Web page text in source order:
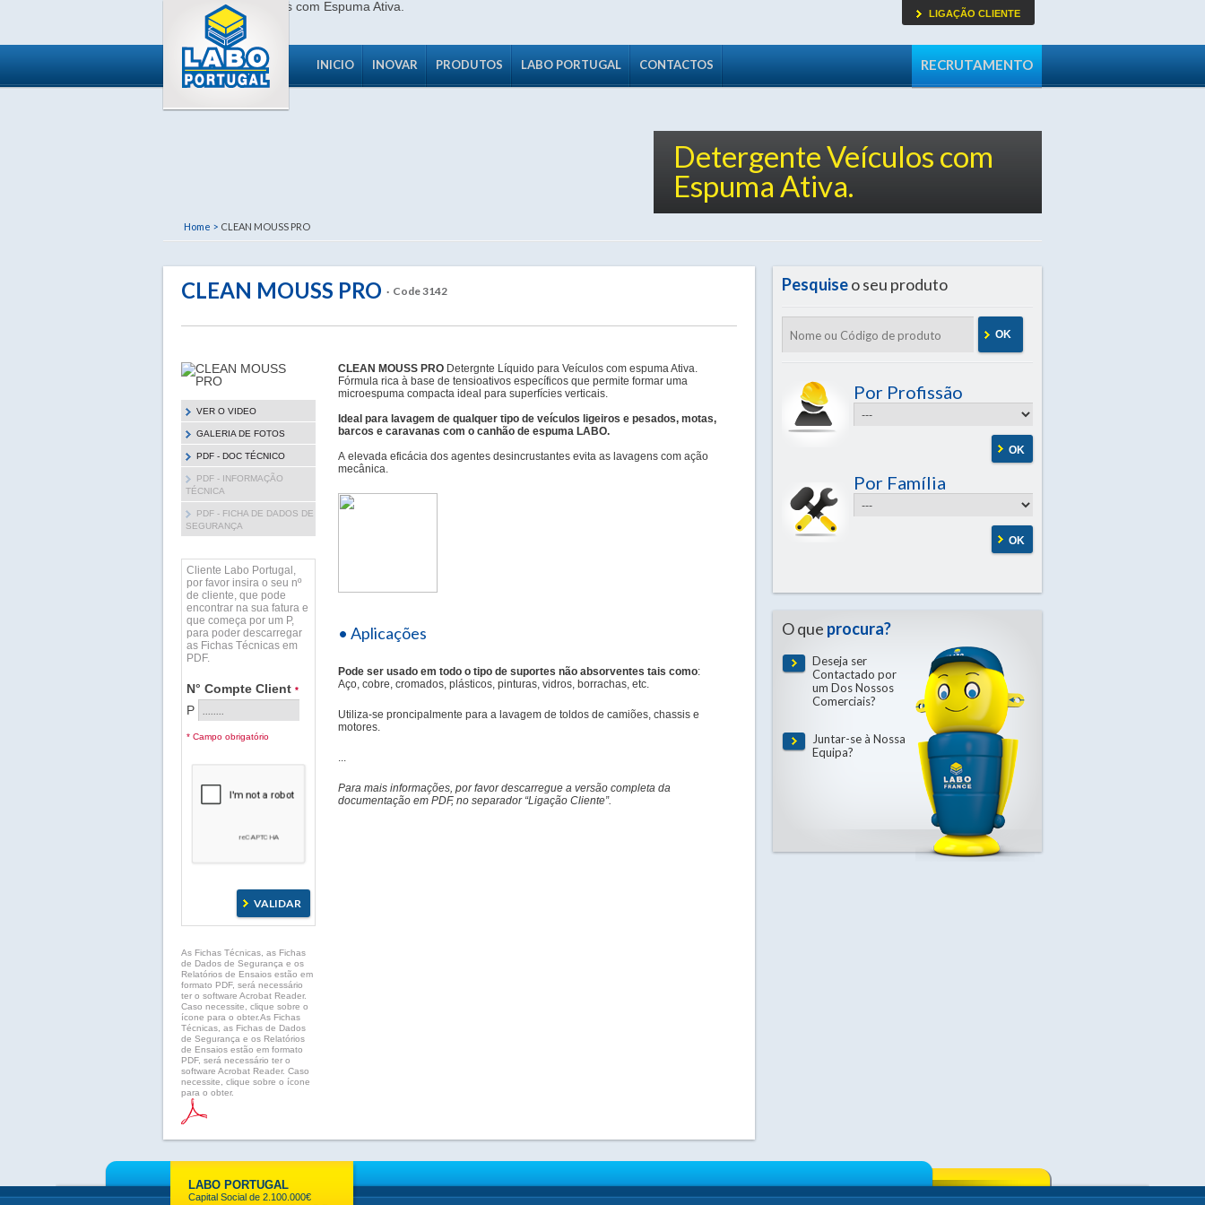
RECRUTAMENTO
INICIO INOVAR PRODUTOS LABO PORTUGAL CONTACTOS
LIGAÇÃO CLIENTE
Detergente Veículos com
Espuma Ativa.
Home > CLEAN MOUSS PRO
CLEAN MOUSS PRO · Code 3142
VER O VIDEO
GALERIA DE FOTOS
PDF - DOC TÉCNICO
PDF - INFORMAÇÃO
TÉCNICA
PDF - FICHA DE DADOS DE
SEGURANÇA
Cliente Labo Portugal,
por favor insira o seu nº
de cliente, que pode
encontrar na sua fatura e
que começa por um P,
para poder descarregar
as Fichas Técnicas em
PDF.
N° Compte Client *
P
* Campo obrigatório
As Fichas Técnicas, as Fichas
de Dados de Segurança e os
Relatórios de Ensaios estão em
formato PDF, será necessário
ter o software Acrobat Reader.
Caso necessite, clique sobre o
ícone para o obter.As Fichas
Técnicas, as Fichas de Dados
de Segurança e os Relatórios
de Ensaios estão em formato
PDF, será necessário ter o
software Acrobat Reader. Caso
necessite, clique sobre o ícone
para o obter.
CLEAN MOUSS PRO Detergnte Líquido para Veículos com espuma Ativa.
Fórmula rica à base de tensioativos específicos que permite formar uma
microespuma compacta ideal para superfícies verticais.
Ideal para lavagem de qualquer tipo de veículos ligeiros e pesados, motas,
barcos e caravanas com o canhão de espuma LABO.
A elevada eficácia dos agentes desincrustantes evita as lavagens com ação
mecânica.
• Aplicações
Pode ser usado em todo o tipo de suportes não absorventes tais como:
Aço, cobre, cromados, plásticos, pinturas, vidros, borrachas, etc.
Utiliza-se proncipalmente para a lavagem de toldos de camiões, chassis e
motores.
...
Para mais informações, por favor descarregue a versão completa da
documentação em PDF, no separador “Ligação Cliente”.
Pesquiseo seu produto
OK
Por Profissão
OK
Por Família
OK
O que procura?
Deseja ser
Contactado por
um Dos Nossos
Comerciais?
Juntar-se à Nossa
Equipa?
LABO PORTUGAL
Capital Social de 2.100.000€